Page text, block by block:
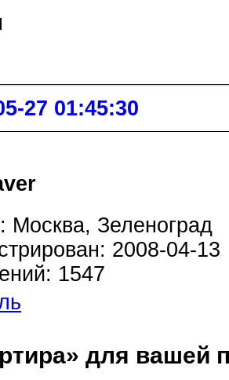
27 01:45:30
Москва, Зеленоград
2008-04-13
1547
для вашей